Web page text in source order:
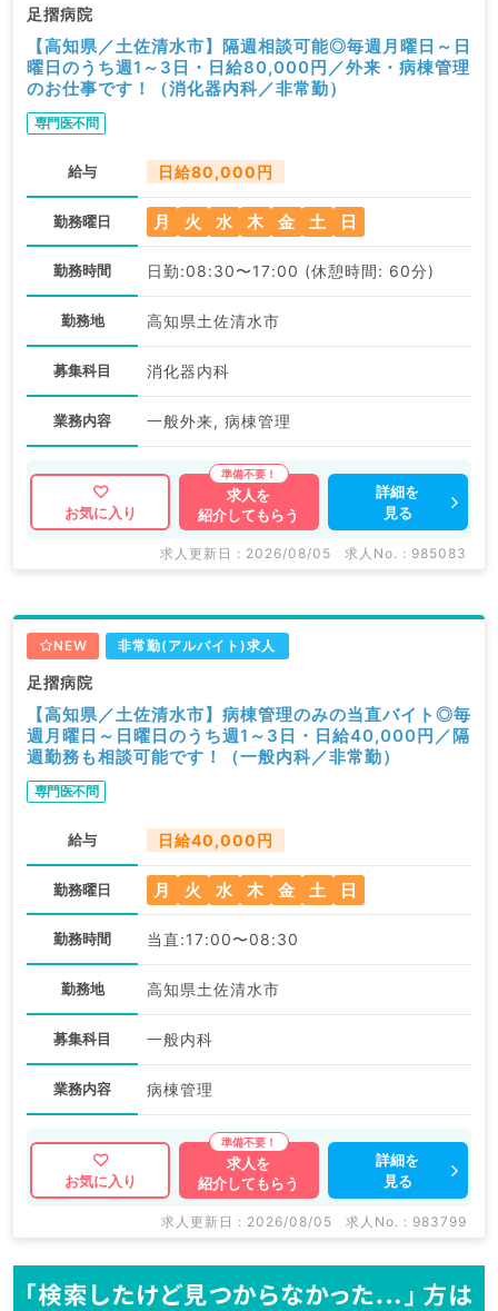
足摺病院
【高知県／土佐清水市】隔週相談可能◎毎週月曜日～日
曜日のうち週1～3日・日給80,000円／外来・病棟管理
のお仕事です！（消化器内科／非常勤）
専門医不問
給与 日給80,000円
勤務曜日 月 火 水 木 金 土 日
勤務時間 日勤:08:30〜17:00 (休憩時間: 60分)
勤務地 高知県土佐清水市
募集科目 消化器内科
業務内容 一般外来, 病棟管理
お気に入り
求人を
紹介してもらう
詳細を
見る
求人更新日 : 2026/08/05 求人No. : 985083
NEW 非常勤(アルバイト)求人
足摺病院
【高知県／土佐清水市】病棟管理のみの当直バイト◎毎
週月曜日～日曜日のうち週1～3日・日給40,000円／隔
週勤務も相談可能です！（一般内科／非常勤）
専門医不問
給与 日給40,000円
勤務曜日 月 火 水 木 金 土 日
勤務時間 当直:17:00〜08:30
勤務地 高知県土佐清水市
募集科目 一般内科
業務内容 病棟管理
お気に入り
求人を
紹介してもらう
詳細を
見る
求人更新日 : 2026/08/05 求人No. : 983799